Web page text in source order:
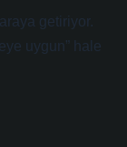
getiriyor.
uygun” hale